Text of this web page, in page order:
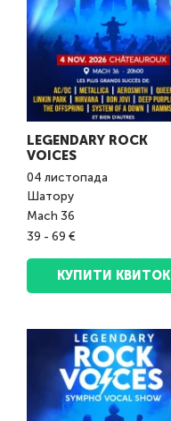
LEGENDARY ROCK
VOICES
04 листопада
Шатору
Mach 36
39 - 69 €
КУПИТИ КВИТОК